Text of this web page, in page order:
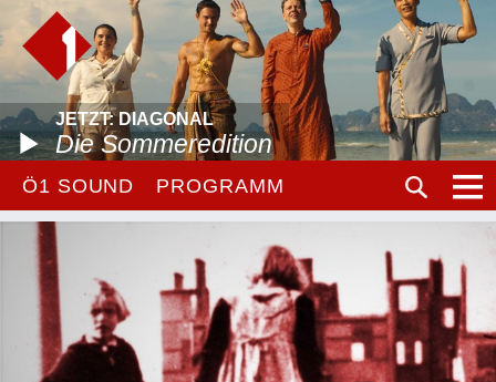
JETZT: DIAGONAL
Die Sommeredition
Ö1 SOUND PROGRAMM